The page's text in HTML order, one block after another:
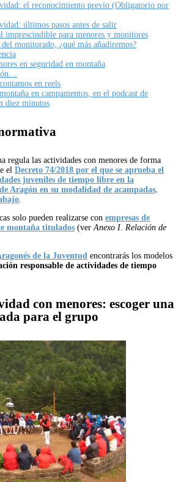
el reconocimiento previo (Obligatorio por
últimos pasos antes de salir
imprescindible para menores y monitores
monitorado, ¿qué más añadiremos?
en seguridad en montaña
en reels
en campamentos, en el podcast de
diez minutos
regula las actividades con menores de forma
el Decreto 74/2018 por el que se aprueba el
juveniles de tiempo libre en la
Aragón en su modalidad de acampadas,
.
solo pueden realizarse con empresas de
montaña titulados (verAnexo I. Relación de
de la Juventud encontrarás los modelos
responsable de actividades de tiempo
con menores: escoger una
para el grupo